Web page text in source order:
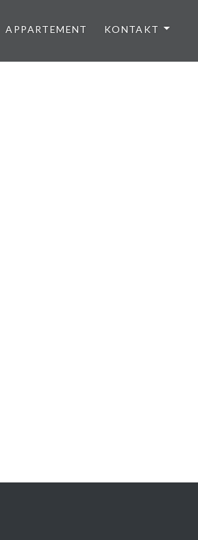
APPARTEMENT KONTAKT